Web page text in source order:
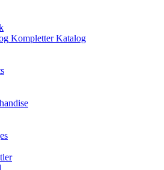
Kompletter Katalog